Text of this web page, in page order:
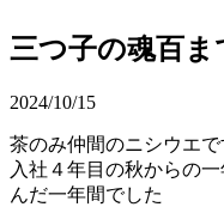
三つ子の魂百ま
2024/10/15
茶のみ仲間のニシウエで
入社４年目の秋からの
んだ一年間でした